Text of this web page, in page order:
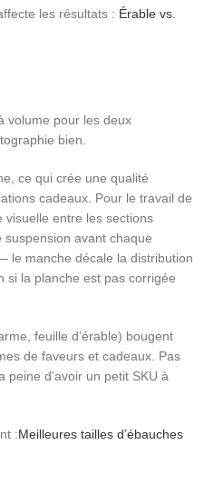
les résultats : Érable vs.
volume pour les deux
bien.
ce qui crée une qualité
cadeaux. Pour le travail de
visuelle entre les sections
avant chaque
le manche décale la distribution
si la planche est pas corrigée
feuille d’érable) bougent
de faveurs et cadeaux. Pas
d’avoir un petit SKU à
:Meilleures tailles d’ébauches